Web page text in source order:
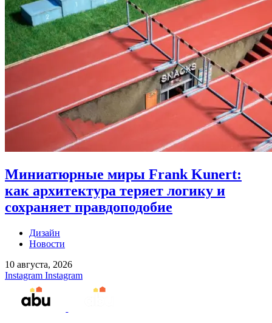
Миниатюрные миры Frank Kunert:
как архитектура теряет логику и
сохраняет правдоподобие
Дизайн
Новости
10 августа, 2026
Instagram Instagram